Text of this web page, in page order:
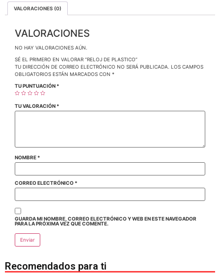
VALORACIONES (0)
VALORACIONES
NO HAY VALORACIONES AÚN.
SÉ EL PRIMERO EN VALORAR “RELOJ DE PLASTICO”
TU DIRECCIÓN DE CORREO ELECTRÓNICO NO SERÁ PUBLICADA.
LOS CAMPOS
OBLIGATORIOS ESTÁN MARCADOS CON *
TU PUNTUACIÓN *
TU VALORACIÓN *
NOMBRE *
CORREO ELECTRÓNICO *
GUARDA MI NOMBRE, CORREO ELECTRÓNICO Y WEB EN ESTE NAVEGADOR
PARA LA PRÓXIMA VEZ QUE COMENTE.
Recomendados para ti